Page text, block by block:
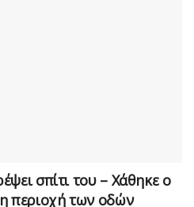
σπίτι του – Χάθηκε ο
περιοχή των οδών